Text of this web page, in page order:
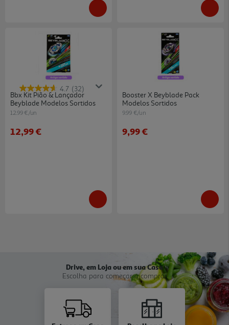
4.7 (32)
Bbx Kit Pião & Lançador
Beyblade Modelos Sortidos
12.99 €/un
12,99 €
Booster X Beyblade Pack
Modelos Sortidos
9.99 €/un
9,99 €
Drive, em Loja ou em sua Casa
Escolha para começar a comprar